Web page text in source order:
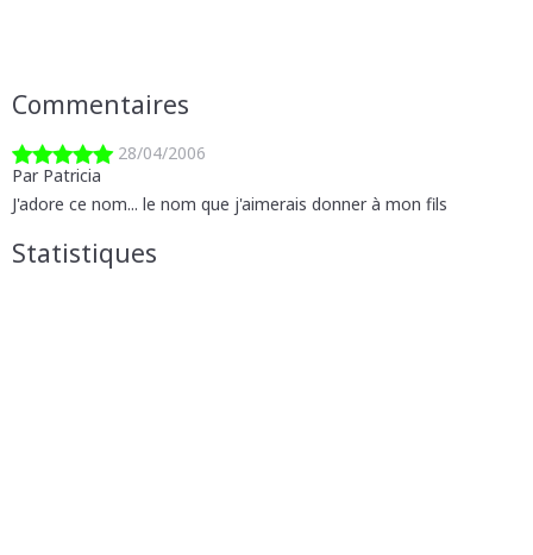
Commentaires
28/04/2006
Par Patricia
J'adore ce nom... le nom que j'aimerais donner à mon fils
Statistiques